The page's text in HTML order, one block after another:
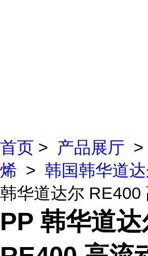
首页 > 产品展厅 >
烯 > 韩国韩华道
韩华道达尔 RE400
PP 韩华道达